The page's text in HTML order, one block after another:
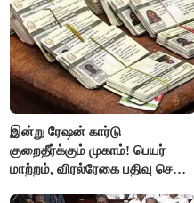
இன்று ரேஷன் கார்டு
குறைதீர்க்கும் முகாம்! பெயர்
மாற்றம், விரல்ரேகை பதிவு செய்ய